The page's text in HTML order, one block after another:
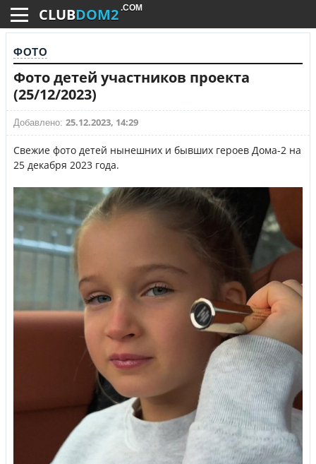
CLUBDOM2 .COM
ФОТО
Фото детей участников проекта
(25/12/2023)
Добавлено: 25.12.2023, 14:29
Свежие фото детей нынешних и бывших героев Дома-2 на
25 декабря 2023 года.